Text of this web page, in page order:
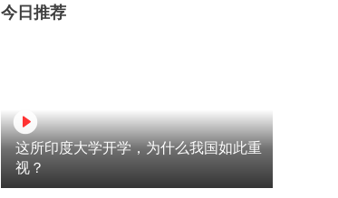
今日推荐
这所印度大学开学，为什么我国如此重
视？